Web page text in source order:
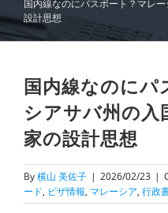
国内線なのにパスポート？マレ
設計思想
国内線なのにパ
シアサバ州の入
家の設計思想
By横山 美佐子 | 2026/02/23 |
ード, ビザ情報, マレーシア, 行政